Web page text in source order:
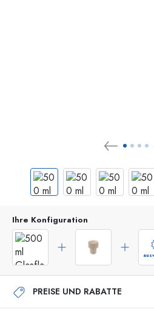
Ihre Konfiguration
PREISE UND RABATTE